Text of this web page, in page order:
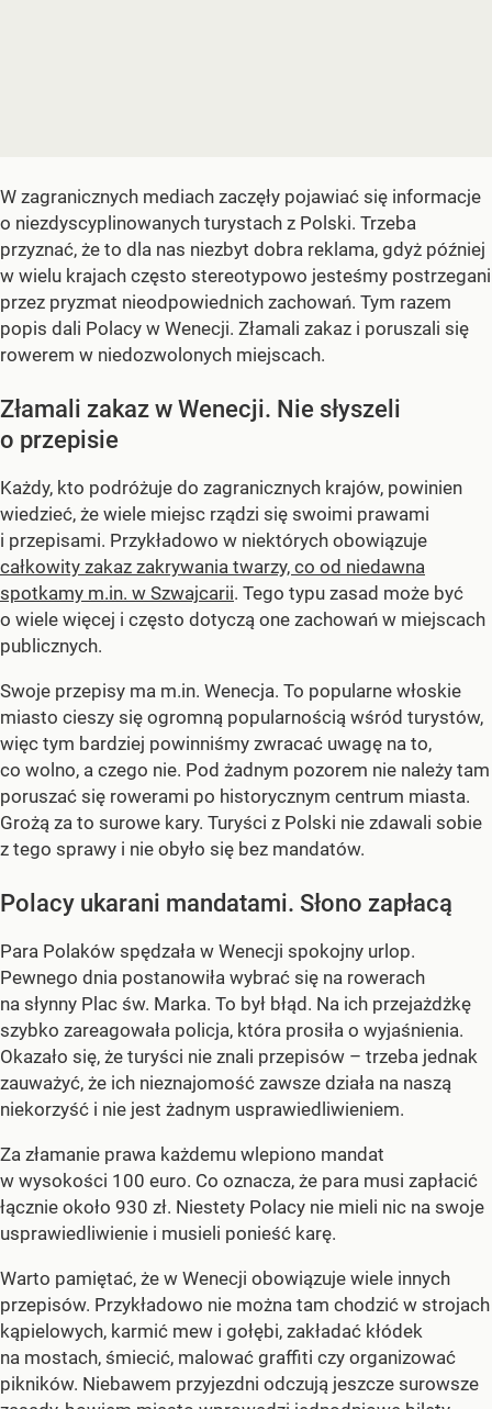
W zagranicznych mediach zaczęły pojawiać się informacje
o niezdyscyplinowanych turystach z Polski. Trzeba
przyznać, że to dla nas niezbyt dobra reklama, gdyż później
w wielu krajach często stereotypowo jesteśmy postrzegani
przez pryzmat nieodpowiednich zachowań. Tym razem
popis dali Polacy w Wenecji. Złamali zakaz i poruszali się
rowerem w niedozwolonych miejscach.
Złamali zakaz w Wenecji. Nie słyszeli
o przepisie
Każdy, kto podróżuje do zagranicznych krajów, powinien
wiedzieć, że wiele miejsc rządzi się swoimi prawami
i przepisami. Przykładowo w niektórych obowiązuje
całkowity zakaz zakrywania twarzy, co od niedawna
spotkamy m.in. w Szwajcarii. Tego typu zasad może być
o wiele więcej i często dotyczą one zachowań w miejscach
publicznych.
Swoje przepisy ma m.in. Wenecja. To popularne włoskie
miasto cieszy się ogromną popularnością wśród turystów,
więc tym bardziej powinniśmy zwracać uwagę na to,
co wolno, a czego nie. Pod żadnym pozorem nie należy tam
poruszać się rowerami po historycznym centrum miasta.
Grożą za to surowe kary. Turyści z Polski nie zdawali sobie
z tego sprawy i nie obyło się bez mandatów.
Polacy ukarani mandatami. Słono zapłacą
Para Polaków spędzała w Wenecji spokojny urlop.
Pewnego dnia postanowiła wybrać się na rowerach
na słynny Plac św. Marka. To był błąd. Na ich przejażdżkę
szybko zareagowała policja, która prosiła o wyjaśnienia.
Okazało się, że turyści nie znali przepisów – trzeba jednak
zauważyć, że ich nieznajomość zawsze działa na naszą
niekorzyść i nie jest żadnym usprawiedliwieniem.
Za złamanie prawa każdemu wlepiono mandat
w wysokości 100 euro. Co oznacza, że para musi zapłacić
łącznie około 930 zł. Niestety Polacy nie mieli nic na swoje
usprawiedliwienie i musieli ponieść karę.
Warto pamiętać, że w Wenecji obowiązuje wiele innych
przepisów. Przykładowo nie można tam chodzić w strojach
kąpielowych, karmić mew i gołębi, zakładać kłódek
na mostach, śmiecić, malować graffiti czy organizować
pikników. Niebawem przyjezdni odczują jeszcze surowsze